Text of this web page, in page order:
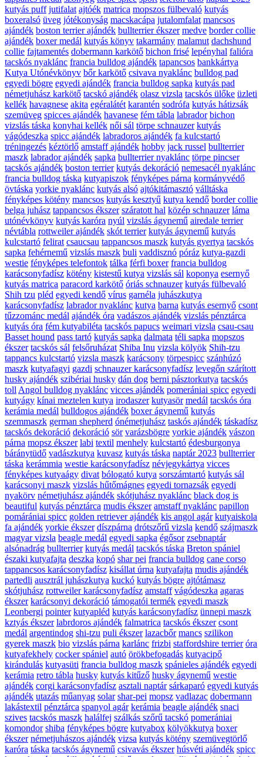
kutyás puff jutifalat ajtóék matrica mopszos fülbevaló kutyás
boxeralsó üveg jótékonyság macskacápa jutalomfalat mancsos
ajándék boston terrier ajándék bullterrier ékszer medve border collie
ajándék boxer medál kutyás könyv takarmány malamut dachshund
collie fajtamentés dobermann karkötő bichon frisé lepényhal falióra
tacskós nyaklánc francia bulldog ajándék tapancsos bankkártya
Kutya Utónévkönyv bőr karkötő csivava nyaklánc bulldog pad
egyedi bögre egyedi ajándék francia bulldog sapka kutyás pad
németjuhász karkötő tacskó ajándék olasz vizsla tacskós ülőke üzleti
kellék havagnese akita egéralátét karantén sodrófa kutyás hátizsák
szemüveg spicces ajándék havanese fém tábla labrador bichon
vizslás táska konyhai kellék női sál törpe schnauzer kutyás
vágódeszka spicc ajándék labradoros ajándék fa kulcstartó
tréningezés kéztörlő amstaff ajándék hobby jack russel bullterrier
maszk labrador ajándék sapka bullterrier nyaklánc törpe pincser
tacskós ajándék boston terrier kutyás dekoráció nemesacél nyaklánc
francia bulldog táska kutyapiszok fényképes párna kormányvédő
övtáska yorkie nyaklánc kutyás alsó ajtókitámasztó válltáska
fényképes kötény mancsos kutyás kesztyű kutya kendő border collie
belga juhász tappancsos ékszer száratott hal közép schnauzer láma
utónévkönyv kutyás karóra nyúl vizslás ágynemű airedale terrier
névtábla rottweiler ajándék skót terrier kutyás ágynemű kutyás
kulcstartó felirat csaucsau tappancsos maszk kutyás gyertya tacskós
sapka fehérnemű vizslás maszk buli vaddisznó póráz kutya-gazdi
westie fényképes telefontok tálka férfi boxer francia bulldog
karácsonyfadísz kötény kistestű kutya vizslás sál koponya esernyő
kutyás matrica paracord karkötő óriás schnauzer kutyás fülbevaló
Shih tzu pléd egyedi kendő vírus garnéla juhászkutya
karácsonyfadísz labrador nyaklánc kutya barna kutyás esernyő csont
tűzzománc medál ajándék óra vadászos ajándék vizslás pénztárca
kutyás óra fém kutyabiléta tacskós papucs weimari vizsla csau-csau
Basset hound pass tartó kutyás sapka dalmata téli sapka mopszos
ékszer tacskós sál felsőruházat Shiba Inu vizsla kölyök Shih-tzu
tappancs kulcstartó vizsla maszk karácsony törpespicc szánhúzó
maszk kutyafagyi gazdi schnauzer karácsonyfadísz levegőn szárított
husky ajándék szibériai husky dán dog berni pásztorkutya tacskós
toll Angol bulldog nyaklánc vicces ajándék pomerániai spicc egyedi
kutyágy kínai meztelen kutya irodaszer kutyasör medál tacskós óra
kerámia medál bulldogos ajándék boxer ágynemű kutyás
szemmaszk german shepherd ónémetjuhász taskós ajándék táskadísz
tacskós dekoráció dekoráció sör varázsbögre yorkie ajándék vászon
párna mopsz ékszer labi textil menhely kulcstartó édesburgonya
báránytüdő vadászkutya kuvasz kutyás táska naptár 2023 bullterrier
táska kerámmia westie karácsonyfadísz névjegykártya vicces
fényképes kutyaágy divat bólogató kutya sorszámtartó kutyás sál
karácsonyi maszk vizslás hűtőmágnes egyedi tornazsák egyedi
nyakörv németjuhász ajándék skótjuhász nyaklánc black dog is
beautiful kutyás pénztárca mudis ékszer amstaff nyaklánc papillon
pomárániai spicc golden retriever ajándék kis angol agár kutyaiskola
fa ajándék yorkie ékszer díszpárna drótszőrű vizsla kendő szájmaszk
magyar vizsla beagle medál egyedi sapka égősor zsebnaptár
alsónadrág bullterrier kutyás medál tacskós táska Breton spániel
északi kutyafajta deszka kopó shar pei francia bulldog cane corso
tappancsos karácsonyfadísz kisállat úrna kutyafajta mudis ajándék
partedli ausztrál juhászkutya kuckó kutyás bögre ajtótámasz
skótjuhász rottweiler karácsonyfadísz amstaff vágódeszka agaras
ékszer karácsonyi dekoráció támogatói termék egyedi maszk
Leonbergi pointer kutyapléd kutyás karácsonyfadísz ünnepi maszk
kztyás ékszer labrdoros ajándék falmatrica tacskós ékszer csont
medál argentindog shi-tzu puli ékszer lazacbőr mancs szilikon
gyerek maszk bio vizslás párna karlánc frizbi staffordshire terrier óra
kutyafekhely cocker spániel autó örökbefogadás kutyacipő
kirándulás kutyasüti francia bulldog maszk spánieles ajándék egyedi
kerámia retro tábla husky kutyás kitűző husky ágynemű westie
ajándék corgi karácsonyfadísz asztali naptár sárkaparó egyedi kutyás
ajándék utazás műanyag solar shar-pei mopsz vadlazac dobermann
lakástextil pénztárca spanyol agár kerámia beagle ajándék snaci
szives tacskós maszk halálfej szálkás szőrű tacskó pomerániai
komondor shiba fényképes bögre kutyabox kölyökkutya boxer
ékszer németjuhászos ajándék vizsa kutyás kötény szemüvegtörlő
karóra táska tacskós ágynemű csivavás ékszer húsvéti ajándék spicc